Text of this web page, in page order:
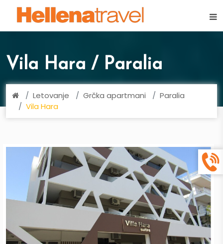
Vila Hara / Paralia
Letovanje Grčka apartmani
Paralia
Vila Hara